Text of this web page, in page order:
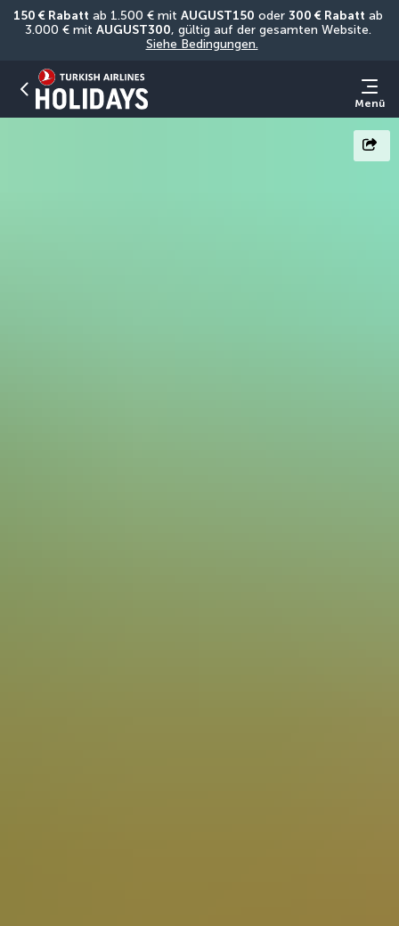
150 € Rabatt ab 1.500 € mit AUGUST150 oder 300 € Rabatt ab
3.000 € mit AUGUST300
Siehe Bedingungen.
Menü